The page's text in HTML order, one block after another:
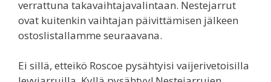
verrattuna takavaihtajavalintaan. Nestejarrut
ovat kuitenkin vaihtajan päivittämisen jälkeen
ostoslistallamme seuraavana.
Ei sillä, etteikö Roscoe pysähtyisi vaijerivetoisilla